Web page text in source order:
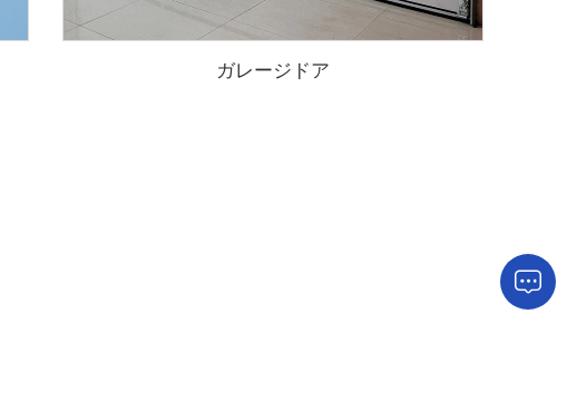
ガレージドア